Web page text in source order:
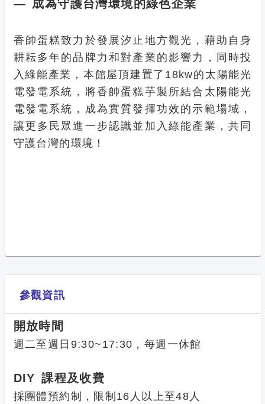
— 成為守護台灣環境的綠色企業
香帥蛋糕致力於發展汐止地方觀光，藉助自身
耕耘多年的品牌力和對產業的影響力，同時投
入綠能產業，本館屋頂建置了18kw的太陽能光
電發電系統，將香帥蛋糕芋製所結合太陽能光
電發電系統，成為實質發揮功效的示範場域，
讓更多民眾進一步認識並加入綠能產業，共同
守護台灣的環境！
參觀資訊
開放時間
週二至週日9:30~17:30，每週一休館
DIY 課程及收費
採團體預約制，限制16人以上至48人